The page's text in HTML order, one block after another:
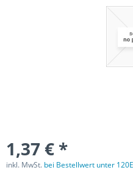
1,37 € *
inkl. MwSt. bei Bestellwert unter